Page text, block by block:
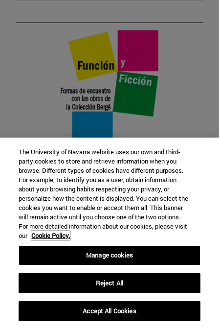
22 SEP
FUNCIÓN Y FICCIÓN. Varios artistas
Más información
The University of Navarra website uses our own and third-
party cookies to store and retrieve information when you
browse. Different types of cookies have different purposes.
For example, to identify you as a user, obtain information
about your browsing habits respecting your privacy, or
personalize how the content is displayed. You can select the
cookies you want to enable or accept them all. This banner
will remain active until you choose one of the two options.
For more detailed information about our cookies, please visit
our Cookie Policy.
Manage cookies
Reject All
Accept All Cookies